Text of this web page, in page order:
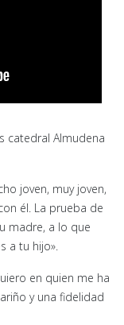
catedral Almudena
joven, muy joven,
él. La prueba de
madre, a lo que
a tu hijo».
en quien me ha
y una fidelidad